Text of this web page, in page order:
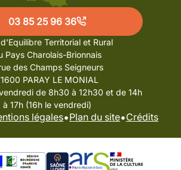
03 85 25 96 36
Territorial et Rural
Pays Charolais-Brionnais
des Champs Seigneurs
PARAY LE MONIAL
de 8h30 à 12h30 et de 14h
à 17h (16h le vendredi)
légales•Plan du site•Crédits